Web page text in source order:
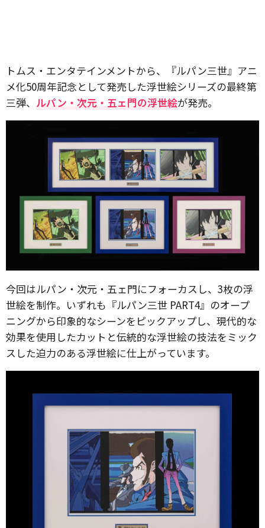
トムス・エンタテインメントから、『ルパン三世』アニ
メ化50周年記念として発売した浮世絵シリーズの最終第
三弾、 ルパン・次元・五ェ門の浮世絵が発売。
今回はルパン・次元・五ェ門にフォーカスし、3枚の浮
世絵を制作。いずれも『ルパン三世 PART4』のオープ
ニングから印象的なシーンをピックアップし、現代的な
効果を使用したカットと伝統的な浮世絵の技法をミック
スした迫力のある浮世絵に仕上がっています。